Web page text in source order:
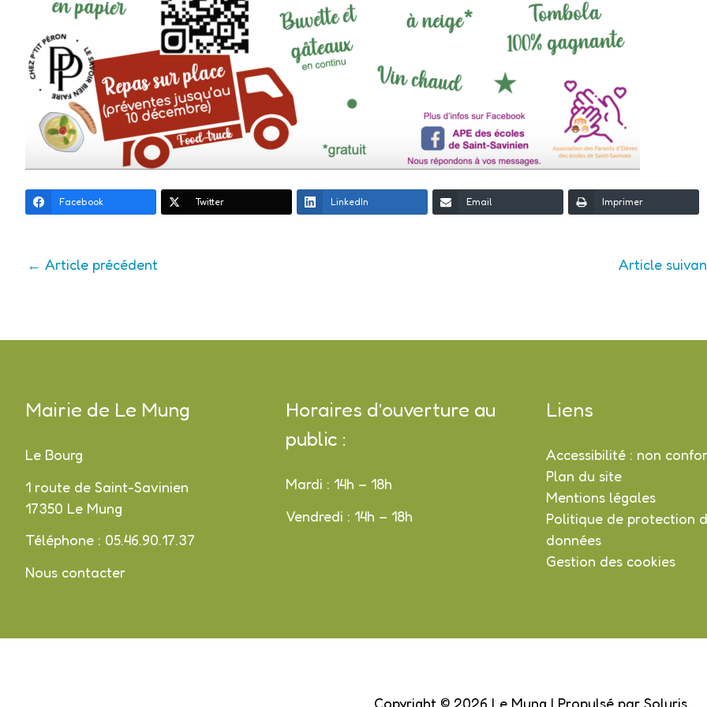
Facebook Twitter LinkedIn Email Imprimer
← Article précédent Article
Mairie de Le Mung
Le Bourg
1 route de Saint-Savinien
17350 Le Mung
Téléphone : 05.46.90.17.37
Nous contacter
Horaires d’ouverture au
public :
Mardi : 14h – 18h
Vendredi : 14h – 18h
Liens
Accessibilité : non
Plan du site
Mentions légales
Politique de protection
données
Gestion des cookies
Copyright © 2026 Le Mung | Propulsé par Soluris